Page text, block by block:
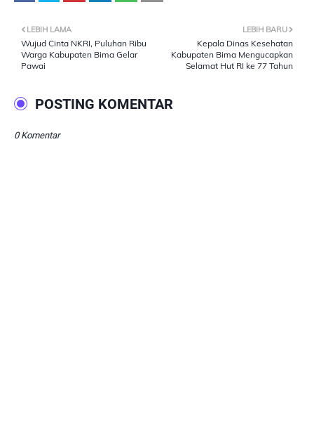
LEBIH BARU
Kepala Dinas Kesehatan
Kabupaten Bima Mengucapkan
Selamat Hut RI ke 77 Tahun
LEBIH LAMA
Wujud Cinta NKRI, Puluhan Ribu
Warga Kabupaten Bima Gelar
Pawai
POSTING KOMENTAR
0 Komentar